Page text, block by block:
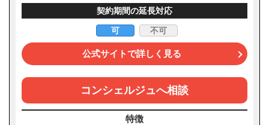
契約期間の延長対応
可 不可
公式サイトで詳しく見る
コンシェルジュへ相談
特徴